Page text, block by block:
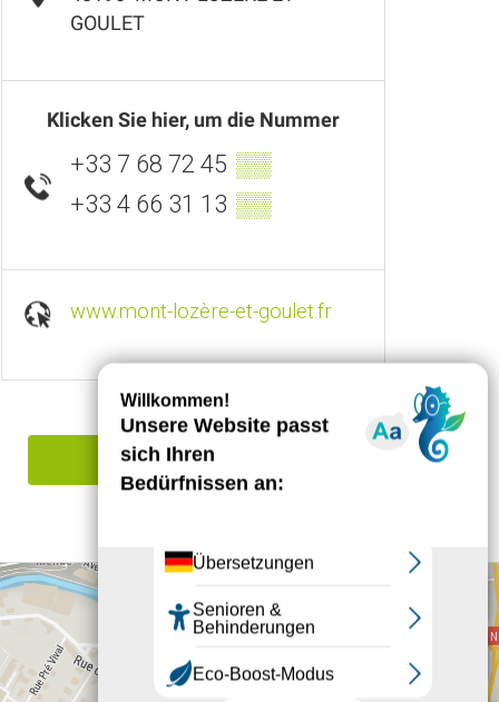
GOULET
Klicken Sie hier, um die Nummer
+33 7 68 72 45 ▒▒
+33 4 66 31 13 ▒▒
www.mont-lozère-et-goulet.fr
Einen Irrtum angeben